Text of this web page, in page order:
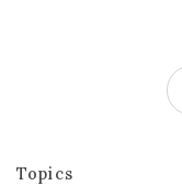
Topics